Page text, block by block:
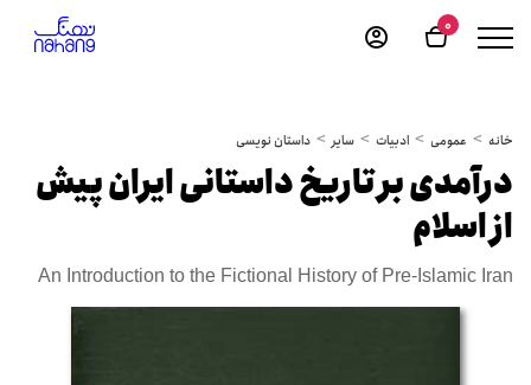
0
خانه عمومی ادبیات سایر داستان نویسی
درآمدی بر تاریخ داستانی ایران پیش
از اسلام
An Introduction to the Fictional History of Pre-Islamic Iran